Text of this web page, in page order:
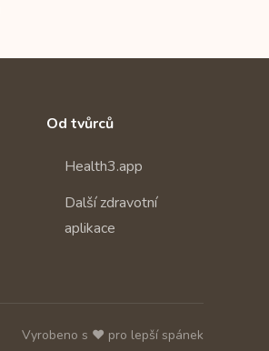
Od tvůrců
Health3.app
Další zdravotní
aplikace
Vyrobeno s ❤️ pro lepší spánek